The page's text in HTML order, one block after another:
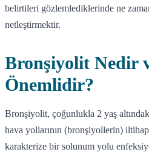
belirtileri gözlemlediklerinde ne
netleştirmektir.
Bronşiyolit Nedir
Önemlidir?
Bronşiyolit, çoğunlukla 2 yaş
hava yollarının (bronşiyollerin)
karakterize bir solunum yolu